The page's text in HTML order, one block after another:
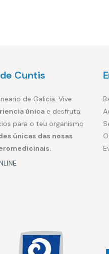
Cuntis
de Galicia. Vive
única e desfruta
para o teu organismo
únicas das nosas